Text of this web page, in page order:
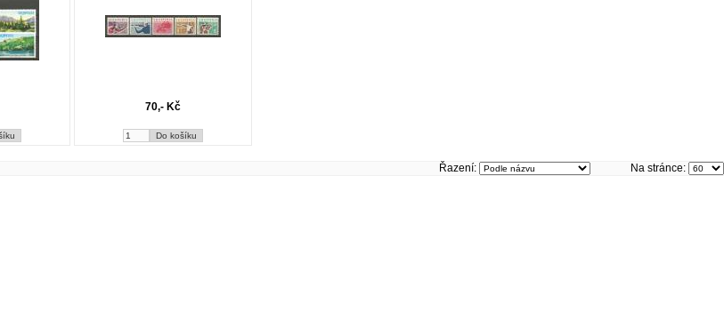
70,- Kč
Řazení: Na stránce: